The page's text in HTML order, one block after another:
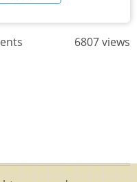
6807 views